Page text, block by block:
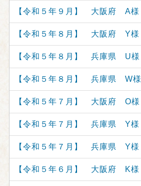
【令和５年９月】 大阪府 A様
【令和５年８月】 大阪府 Y様
【令和５年８月】 兵庫県 U様
【令和５年８月】 兵庫県 W様
【令和５年７月】 大阪府 O様
【令和５年７月】 兵庫県 Y様
【令和５年７月】 兵庫県 Y様
【令和５年６月】 大阪府 K様